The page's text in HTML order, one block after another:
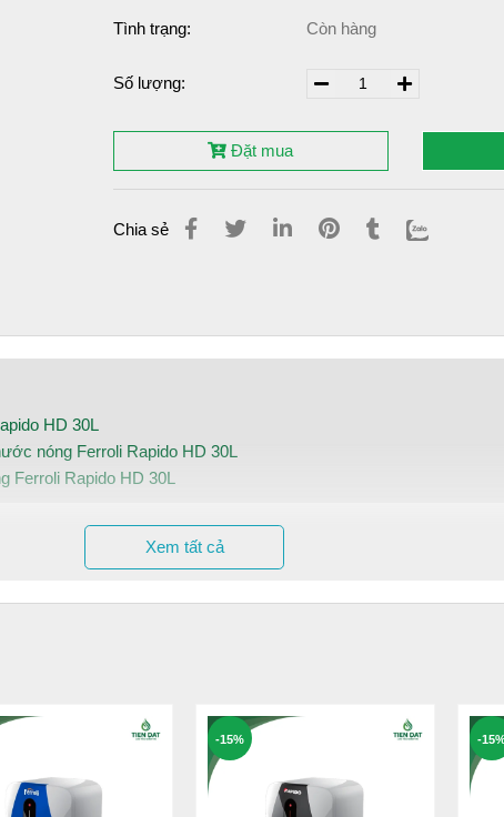
Tình trạng: Còn hàng
Số lượng:
Đặt mua
Chia sẻ
HD 30L
nóng Ferroli Rapido HD 30L
Ferroli Rapido HD 30L
Rapido HD 30L
Xem tất cả
-15% -